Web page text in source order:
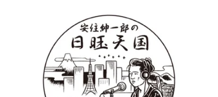
イベント・グッズ
YouTube
会社情報